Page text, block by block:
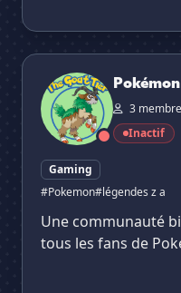
Pokémon Legends Z-A
3
Inactif
Gaming
#Pokemon#légendes z a
Une communauté
tous les fans de